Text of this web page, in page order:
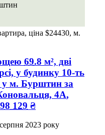
ціна $24430, м.
69.8 м², дві
у будинку 10-ть
у м. Бурштин за
4А,
129 ₴
2023 року